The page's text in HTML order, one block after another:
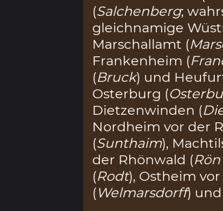
(Salchenberg;
gleichnamige
Marschallamt (
Frankenheim (
(Bruck) und
Osterburg (
Dietzenwinden (
Nordheim vor der
(Sunthaim),
der Rhönwald (
(Rodt), Ostheim
(Welmarsdorff)